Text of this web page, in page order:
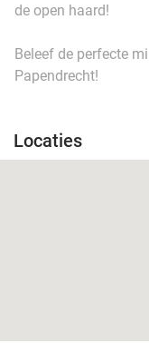
de open haard!
Beleef de perfecte
Papendrecht!
Locaties